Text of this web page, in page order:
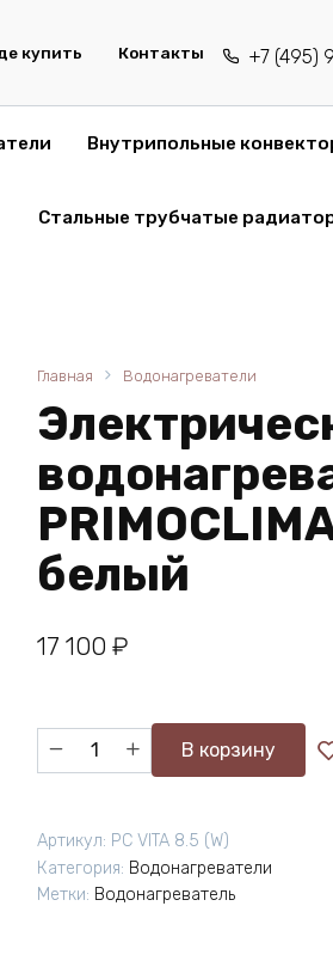
купить Контакты +7 (495)
Внутрипольные
Стальные трубчатые
Главная Водонагреватели
белый
17 100 ₽
Количество
товара
водонагреватель
PRIMOCLIMA
В корзину
Артикул: PC VITA 8.5 (W)
Категория: Водонагреватели
Метки: Водонагреватель